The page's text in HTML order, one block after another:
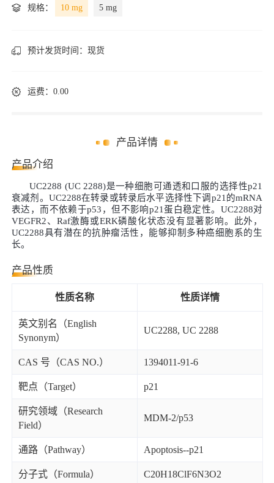
规格： 10 mg 5 mg
预计发货时间： 现货
运费：0.00
产品详情
产品介绍
UC2288 (UC 2288)是一种细胞可通透和口服的选择性p21
衰减剂。 UC2288在转录或转录后水平选择性下调 p21 的mRNA
表达，而不依赖于p53 ，但不影响p21蛋白稳定性。 UC2288对
VEGFR2、 Raf激酶或ERK磷酸化状态没有显著影响。 此外，
UC2288具有潜在的抗肿瘤活性，能够抑制多种癌细胞系的生
长。
产品性质
性质名称 性质详情
英文别名（English
Synonym）
UC2288, UC 2288
CAS 号（CAS NO.） 1394011-91-6
靶点（Target） p21
研究领域（Research
Field）
MDM-2/p53
通路（Pathway） Apoptosis--p21
分子式（Formula） C20H18ClF6N3O2